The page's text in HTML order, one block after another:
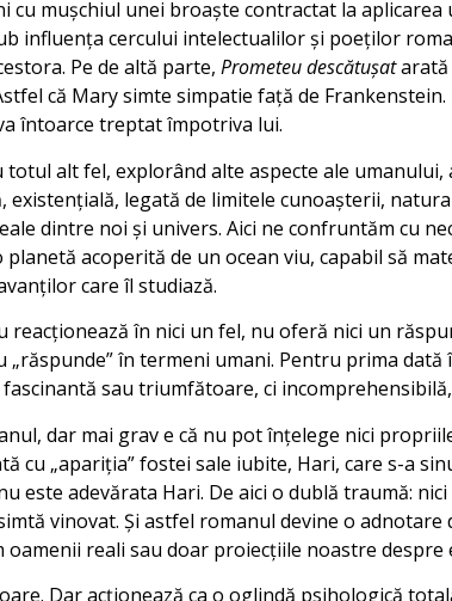
cu muşchiul unei broaşte contractat la aplicarea
influenţa cercului intelectualilor şi poeţilor
Pe de altă parte, Prometeu descătuşatarată
că Mary simte simpatie faţă de
întoarce treptat împotriva lui.
totul alt fel, explorând alte aspecte ale
legată de limitele cunoaşterii,
dintre noi şi univers. Aici ne confruntăm cu
planetă acoperită de un ocean viu, capabil să
care îl studiază.
reacţionează în nici un fel, nu oferă nici un
„răspunde” în termeni umani. Pentru prima
sau triumfătoare, ci
dar mai grav e că nu pot înţelege nici
cu „apariţia” fostei sale iubite, Hari, care s-a
este adevărata Hari. De aici o dublă traumă:
vinovat. Şi astfel romanul devine o adnotare
oamenii reali sau doar proiecţiile noastre despre
Dar acţionează ca o oglindă psihologică